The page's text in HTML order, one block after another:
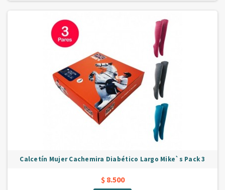
Calcetín Mujer Cachemira Diabético Largo Mike`s Pack 3
$ 8.500